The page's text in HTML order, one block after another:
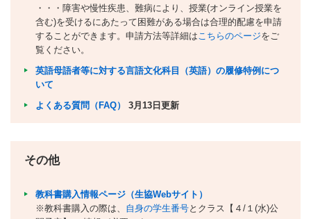
・・・障害や慢性疾患、難病により、授業(オンライン授業を
含む)を受けるにあたって困難がある場合は合理的配慮を申請
することができます。申請方法等詳細はこちらのページをご
覧ください。
英語母語者等に対する言語文化科目（英語）の履修特例につ
いて
よくある質問（FAQ）
3月13日更新
その他
教科書購入情報ページ（生協Webサイト）
※教科書購入の際は、 自身の学生番号とクラス【４/１(水)公